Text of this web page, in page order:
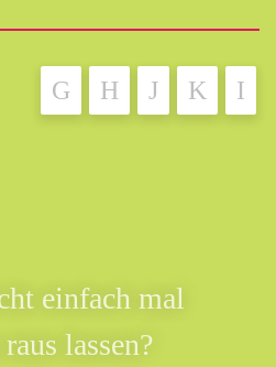
einfach mal
lassen?